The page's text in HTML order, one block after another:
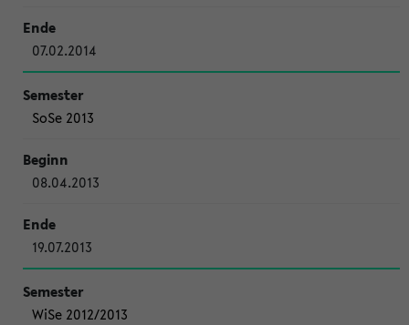
07.02.2014
SoSe 2013
08.04.2013
19.07.2013
WiSe 2012/2013